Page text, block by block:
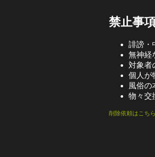
禁止事
誹謗・
無神経
対象者
個人が
風俗の
物々交
削除依頼はこち